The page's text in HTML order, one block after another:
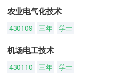
农业电气化技术
430109 三年 学士
机场电工技术
430110 三年 学士